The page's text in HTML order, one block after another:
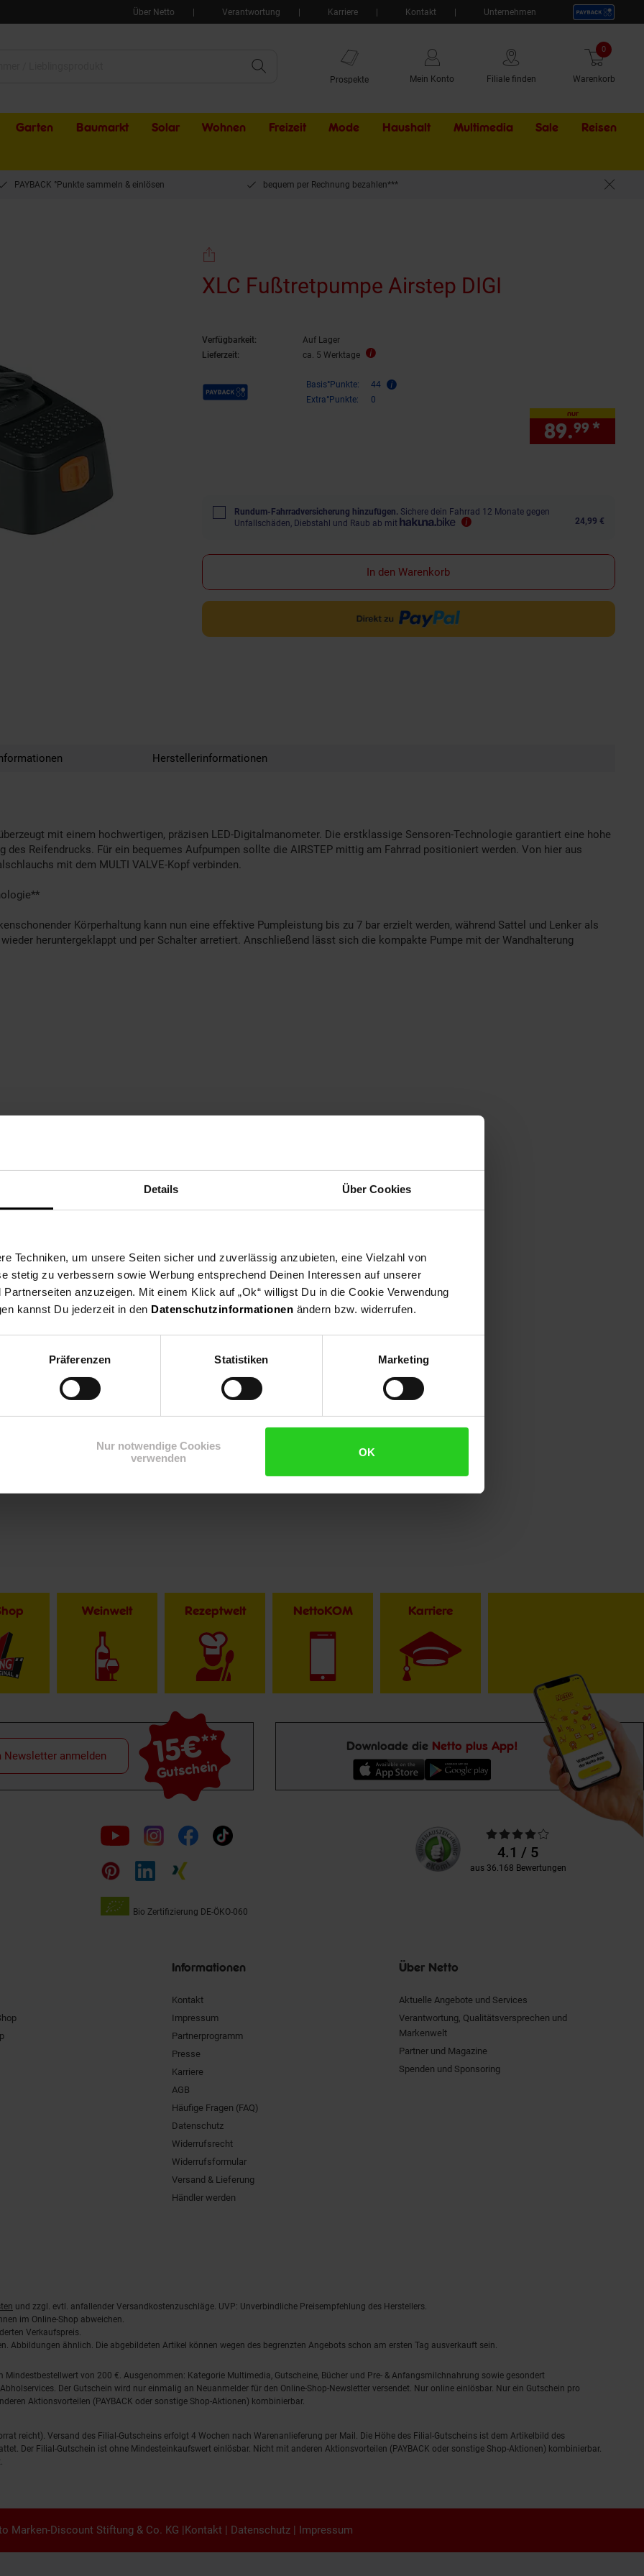
Details Über Cookies
Techniken, um unsere Seiten sicher und zuverlässig anzubieten, eine Vielzahl von
stetig zu verbessern sowie Werbung entsprechend Deinen Interessen auf unserer
anzuzeigen. Mit einem Klick auf „Ok“ willigst Du in die Cookie Verwendung
kannst Du jederzeit in den Datenschutzinformationen ändern bzw. widerrufen.
Präferenzen Statistiken Marketing
Nur notwendige Cookies
verwenden
OK
Über Netto Verantwortung Karriere Kontakt Unternehmen
Prospekte Mein Konto Filiale finden Warenkorb
0 Artikel
Garten Baumarkt Solar Wohnen Freizeit Mode Haushalt Multimedia Sale Externer
Reisen
PAYBACK °Punkte sammeln & einlösen bequem per Rechnung bezahlen***
XLC Fußtretpumpe Airstep DIGI
Verfügbarkeit:
Auf Lager
Lieferzeit:
ca. 5 Werktage
Payback Punkte Basis°Punkte:
44
Extra°Punkte:
0
nur
89.99 *
Rundum-Fahrradversicherung hinzufügen. Sichere dein Fahrrad 12 Monate gegen
Unfallschäden, Diebstahl und Raub ab mit
24,99 €
In den Warenkorb
Herstellerinformationen
mit einem hochwertigen, präzisen LED-Digitalmanometer. Die erstklassige Sensoren-Technologie garantiert eine hohe
Reifendrucks. Für ein bequemes Aufpumpen sollte die AIRSTEP mittig am Fahrrad positioniert werden. Von hier aus
mit dem MULTI VALVE-Kopf verbinden.
Körperhaltung kann nun eine effektive Pumpleistung bis zu 7 bar erzielt werden, während Sattel und Lenker als
heruntergeklappt und per Schalter arretiert. Anschließend lässt sich die kompakte Pumpe mit der Wandhalterung
Weinwelt Rezeptwelt NettoKOM Karriere
15€**
Gutschein
Newsletter anmelden
Downloade die Netto plus App!
Folge
uns
auf
Bio Zertifizierung DE-ÖKO-060
Unsere
Kundenbewertungen
Durchschnittliche
Bewertungen4.1 / 5
aus 36.168 Bewertungen
Informationen
Kontakt
Impressum
Partnerprogramm
Presse
Karriere
AGB
Häufige Fragen (FAQ)
Datenschutz
Widerrufsrecht
Widerrufsformular
Versand & Lieferung
Händler werden
Über Netto
Aktuelle Angebote und Services
Verantwortung, Qualitätsversprechen und
Markenwelt
Partner und Magazine
Spenden und Sponsoring
und zzgl. evtl. anfallender Versandkostenzuschläge. UVP: Unverbindliche Preisempfehlung des Herstellers.
im Online-Shop abweichen.
Verkaufspreis.
Abbildungen ähnlich. Die abgebildeten Artikel können wegen des begrenzten Angebots schon am ersten Tag ausverkauft sein.
von 200 €. Ausgenommen: Kategorie Multimedia, Gutscheine, Bücher und Pre- & Anfangsmilchnahrung sowie gesondert
Der Gutschein wird nur einmalig an Neuanmelder für den Online-Shop-Newsletter versendet. Nur online einlösbar. Nur ein Gutschein pro
Aktionsvorteilen (PAYBACK oder sonstige Shop-Aktionen) kombinierbar.
reicht). Versand des Filial-Gutscheins erfolgt 4 Wochen nach Warenanlieferung per Mail. Die Höhe des Filial-Gutscheins ist dem Artikelbild des
Der Filial-Gutschein ist ohne Mindesteinkaufswert einlösbar. Nicht mit anderen Aktionsvorteilen (PAYBACK oder sonstige Shop-Aktionen) kombinierbar.
Marken-Discount Stiftung & Co. KG | Kontakt Datenschutz| Impressum